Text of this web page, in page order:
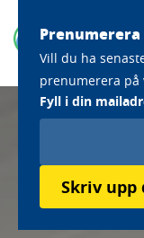
Vill du ha
prenumerera på
Fyll i din
Skriv upp